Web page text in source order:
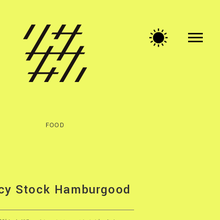
FOOD
Stock Hamburgood